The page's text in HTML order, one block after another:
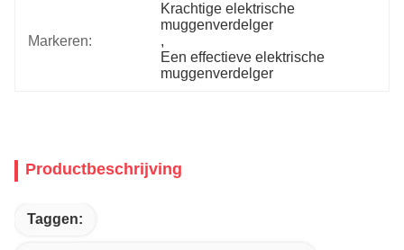
Markeren:
Krachtige elektrische
muggenverdelger
,
Een effectieve elektrische
muggenverdelger
Productbeschrijving
Taggen: